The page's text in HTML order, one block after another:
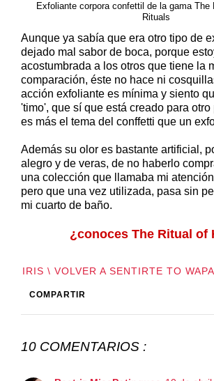
Exfoliante corpora confettil de la gama The
Rituals
Aunque ya sabía que era otro tipo de
dejado mal sabor de boca, porque
acostumbrada a los otros que tiene la
comparación, éste no hace ni
acción exfoliante es mínima y siento
'timo', que sí que está creado para
es más el tema del conffetti que un
Además su olor es bastante artificial,
alegro y de veras, de no haberlo
una colección que llamaba mi
pero que una vez utilizada, pasa sin
mi cuarto de baño.
¿conoces The Ritual of
IRIS \ VOLVER A SENTIRTE TO WAPA
COMPARTIR
10 COMENTARIOS :